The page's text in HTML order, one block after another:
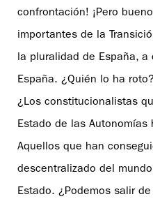
confrontación! ¡Pero
importantes de la
la pluralidad de España,
España. ¿Quién lo ha
¿Los constitucionalistas
Estado de las
Aquellos que han
descentralizado del
Estado. ¿Podemos salir